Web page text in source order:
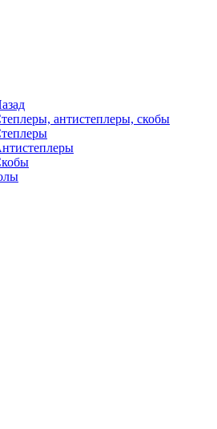
антистеплеры, скобы